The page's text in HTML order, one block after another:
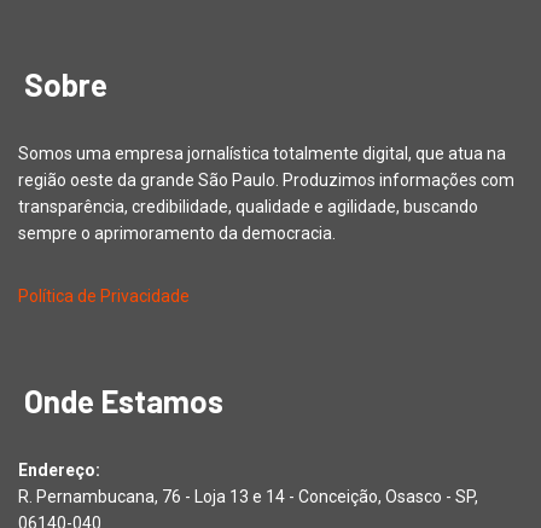
Sobre
Somos uma empresa jornalística totalmente digital, que atua na
região oeste da grande São Paulo. Produzimos informações com
transparência, credibilidade, qualidade e agilidade, buscando
sempre o aprimoramento da democracia.
Política de Privacidade
Onde Estamos
Endereço:
R. Pernambucana, 76 - Loja 13 e 14 - Conceição, Osasco - SP,
06140-040